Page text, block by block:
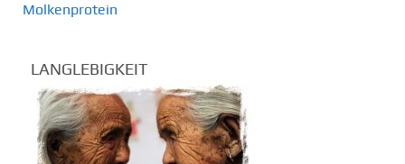
Molkenprotein
LANGLEBIGKEIT